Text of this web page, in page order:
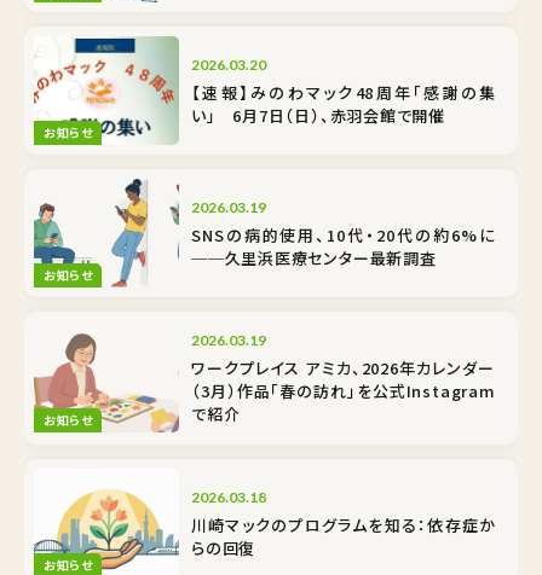
お知らせ
2026.03.20
【速報】みのわマック48周年「感謝の集
い」 6月7日（日）、赤羽会館で開催
お知らせ
2026.03.19
SNSの病的使用、10代・20代の約6%に
──久里浜医療センター最新調査
お知らせ
2026.03.19
ワークプレイス アミカ、2026年カレンダー
（3月）作品「春の訪れ」を公式Instagram
で紹介
お知らせ
2026.03.18
川崎マックのプログラムを知る：依存症か
らの回復